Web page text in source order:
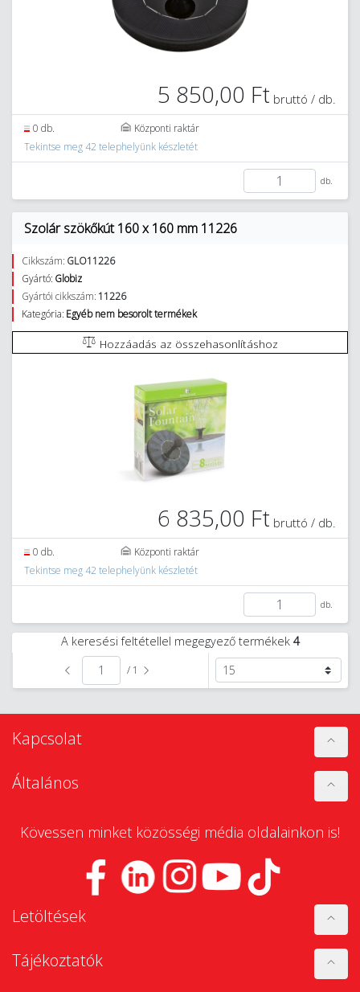
5 850,00 Ft bruttó / db.
0 db.
Központi raktár
Tekintse meg 42 telephelyünk készletét
db.
Szolár szökőkút 160 x 160 mm 11226
Cikkszám: GLO11226
Gyártó: Globiz
Gyártói cikkszám: 11226
Kategória: Egyéb nem besorolt termékek
Hozzáadás az összehasonlításhoz
6 835,00 Ft bruttó / db.
0 db.
Központi raktár
Tekintse meg 42 telephelyünk készletét
db.
A keresési feltétellel megegyező termékek 4
/ 1
Kapcsolat
Általános
Kövessen minket közösségi média oldalainkon is!
Letöltések
Tájékoztatók